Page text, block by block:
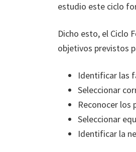
estudio este ciclo
Dicho esto, el Ciclo
objetivos previstos
Identificar las
Seleccionar
Reconocer los
Seleccionar
Identificar la